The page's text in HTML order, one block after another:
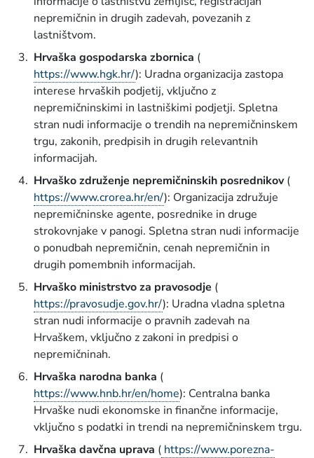
nepremičnin in drugih zadevah, povezanih z
lastništvom.
Hrvaška gospodarska zbornica (
https://www.hgk.hr/): Uradna organizacija zastopa
interese hrvaških podjetij, vključno z
nepremičninskimi in lastniškimi podjetji. Spletna
stran nudi informacije o trendih na nepremičninskem
trgu, zakonih, predpisih in drugih relevantnih
informacijah.
Hrvaško združenje nepremičninskih posrednikov(
https://www.crorea.hr/en/): Organizacija združuje
nepremičninske agente, posrednike in druge
strokovnjake v panogi. Spletna stran nudi informacije
o ponudbah nepremičnin, cenah nepremičnin in
drugih pomembnih informacijah.
Hrvaško ministrstvo za pravosodje (
https://pravosudje.gov.hr/): Uradna vladna spletna
stran nudi informacije o pravnih zadevah na
Hrvaškem, vključno z zakoni in predpisi o
nepremičninah.
Hrvaška narodna banka (
https://www.hnb.hr/en/home): Centralna banka
Hrvaške nudi ekonomske in finančne informacije,
vključno s podatki in trendi na nepremičninskem trgu.
Hrvaška davčna uprava ( https://www.porezna-